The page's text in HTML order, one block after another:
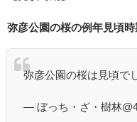
弥彦公園の桜の例年見頃
弥彦公園の桜は見頃で
— ぼっち・ざ・樹林